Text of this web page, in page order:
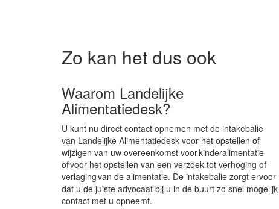
Zo kan het dus ook
Waarom Landelijke
Alimentatiedesk?
U kunt nu direct contact opnemen met de intakebalie
van Landelijke Alimentatiedesk voor het opstellen of
wijzigen van uw overeenkomst voor kinderalimentatie
of voor het opstellen van een verzoek tot verhoging of
verlaging van de alimentatie. De intakebalie zorgt ervoor
dat u de juiste advocaat bij u in de buurt zo snel mogelijk
contact met u opneemt.